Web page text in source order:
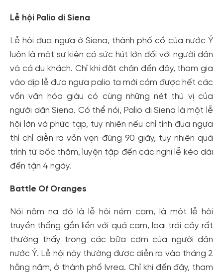
Lễ hội Palio di Siena
Lễ hội đua ngựa ở Siena, thành phố cổ của nước Ý
luôn là một sự kiện có sức hút lớn đối với người dân
và cả du khách. Chỉ khi đặt chân đến đây, tham gia
vào dịp lễ đưa ngựa palio ta mới cảm được hết các
vốn văn hóa giàu có cùng những nét thú vị của
người dân Siena. Có thể nói, Palio di Siena là một lễ
hội lớn và phức tạp, tuy nhiên nếu chỉ tính đua ngựa
thì chỉ diễn ra vỏn vẹn đúng 90 giây, tuy nhiên quá
trình từ bốc thăm, luyện tập đến các nghi lễ kéo dài
đến tận 4 ngày.
Battle Of Oranges
Nói nôm na đó là lễ hội ném cam, là một lễ hội
truyền thống gắn liền với quả cam, loại trái cây rất
thường thấy trong các bữa cơm của người dân
nước Ý. Lễ hội này thường được diễn ra vào tháng 2
hằng năm, ở thành phố Ivrea. Chỉ khi đến đây, tham